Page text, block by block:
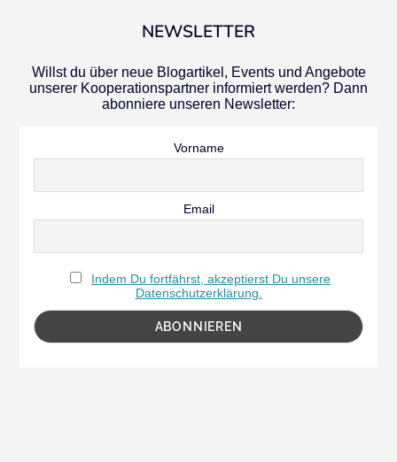
NEWSLETTER
Willst du über neue Blogartikel, Events und Angebote
unserer Kooperationspartner informiert werden? Dann
abonniere unseren Newsletter:
Vorname
Email
Indem Du fortfährst, akzeptierst Du unsere
Datenschutzerklärung.